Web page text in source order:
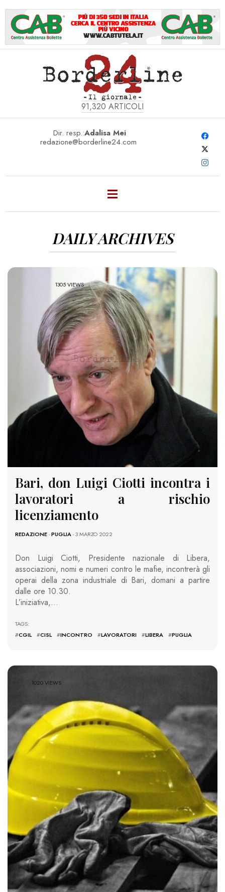
91,320 ARTICOLI
Dir. resp.:Adalisa Mei
redazione@borderline24.com
DAILY ARCHIVES
1305 VIEWS
Bari, don Luigi Ciotti incontra i
lavoratori a rischio
licenziamento
REDAZIONE-PUGLIA- 3 MARZO 2022
Don Luigi Ciotti, Presidente nazionale di Libera,
associazioni, nomi e numeri contro le mafie, incontrerà gli
operai della zona industriale di Bari, domani a partire
dalle ore 10.30.
L’iniziativa,…
TAGS:
#CGIL #CISL #INCONTRO #LAVORATORI #LIBERA #PUGLIA
1020 VIEWS